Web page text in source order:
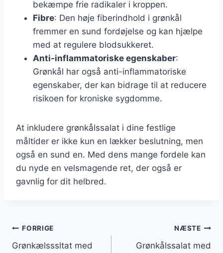
bekæmpe frie radikaler i kroppen.
Fibre: Den høje fiberindhold i grønkål
fremmer en sund fordøjelse og kan hjælpe
med at regulere blodsukkeret.
Anti-inflammatoriske egenskaber:
Grønkål har også anti-inflammatoriske
egenskaber, der kan bidrage til at reducere
risikoen for kroniske sygdomme.
At inkludere grønkålssalat i dine festlige
måltider er ikke kun en lækker beslutning, men
også en sund en. Med dens mange fordele kan
du nyde en velsmagende ret, der også er
gavnlig for dit helbred.
Indlægsnavigation
FORRIGE
Grønkælsssltat med
NÆSTE
Grønkålssalat med